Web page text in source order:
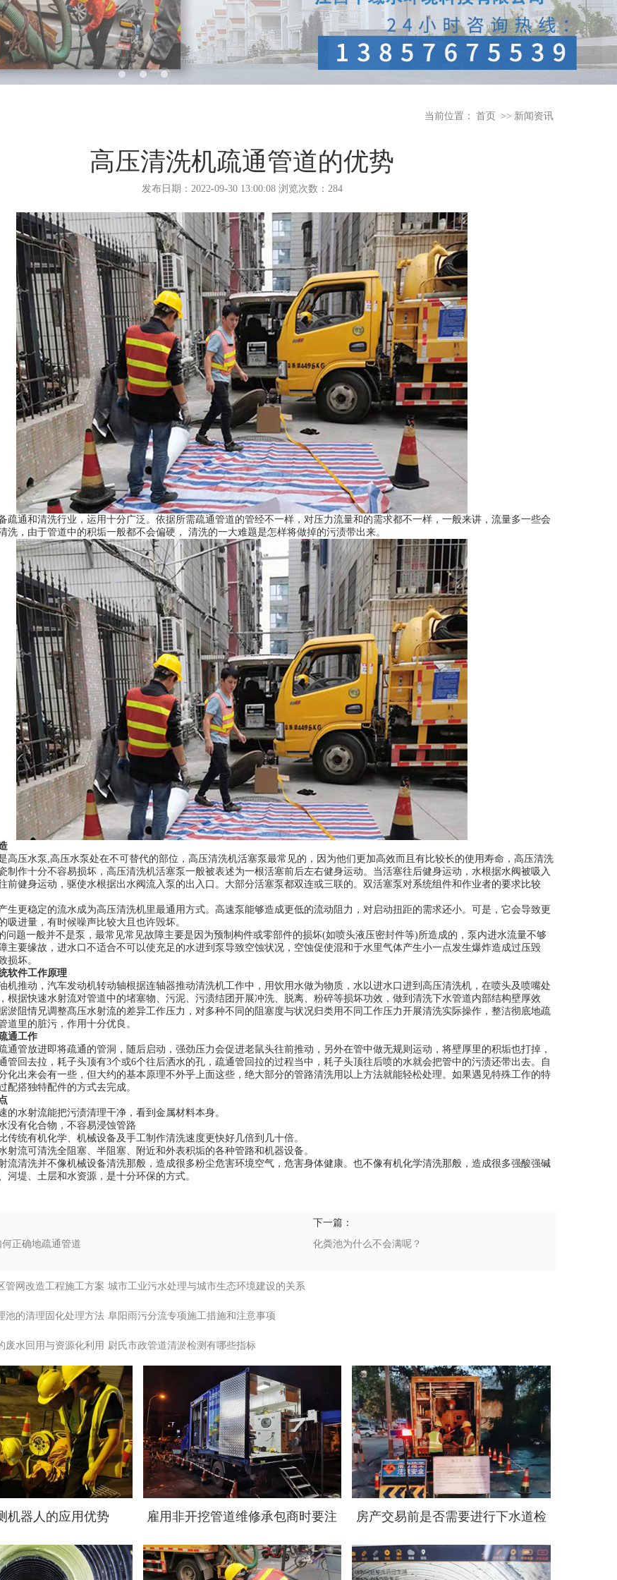
当前位置： 首页 >> 新闻资讯
高压清洗机疏通管道的优势
发布日期：2022-09-30 13:00:08 浏览次数：284
疏通和清洗行业，运用十分广泛。依据所需疏通管道的管经不一样，对压力流量和的需求都不一样，一般来讲，流量多一些会
洗，由于管道中的积垢一般都不会偏硬， 清洗的一大难题是怎样将做掉的污渍带出来。
高压水泵,高压水泵处在不可替代的部位，高压清洗机活塞泵最常见的，因为他们更加高效而且有比较长的使用寿命，高压清洗
制作十分不容易损坏，高压清洗机活塞泵一般被表述为一根活塞前后左右健身运动。当活塞往后健身运动，水根据水阀被吸入
前健身运动，驱使水根据出水阀流入泵的出入口。大部分活塞泵都双连或三联的。双活塞泵对系统组件和作业者的要求比较
生更稳定的流水成为高压清洗机里最通用方式。高速泵能够造成更低的流动阻力，对启动扭距的需求还小。可是，它会导致更
吸进量，有时候噪声比较大且也许毁坏。
问题一般并不是泵，最常见常见故障主要是因为预制构件或零部件的损坏(如喷头液压密封件等)所造成的，泵内进水流量不够
主要缘故，进水口不适合不可以使充足的水进到泵导致空蚀状况，空蚀促使混和于水里气体产生小一点发生爆炸造成过压毁
损坏。
软件工作原理
机推动，汽车发动机转动轴根据连轴器推动清洗机工作中，用饮用水做为物质，水以进水口进到高压清洗机，在喷头及喷嘴处
根据快速水射流对管道中的堵塞物、污泥、污渍结团开展冲洗、脱离、粉碎等损坏功效，做到清洗下水管道内部结构壁厚效
淤阻情兄调整髙压水射流的差异工作压力，对多种不同的阻塞度与状况归类用不同工作压力开展清洗实际操作，整洁彻底地疏
道里的脏污，作用十分优良。
通工作
通管放进即将疏通的管洞，随后启动，强劲压力会促进老鼠头往前推动，另外在管中做无规则运动，将壁厚里的积垢也打掉，
管回去拉，耗子头顶有3个或6个往后洒水的孔，疏通管回拉的过程当中，耗子头顶往后喷的水就会把管中的污渍还带出去。自
化出来会有一些，但大约的基本原理不外乎上面这些，绝大部分的管路清洗用以上方法就能轻松处理。如果遇见特殊工作的特
配搭独特配件的方式去完成。
的水射流能把污渍清理干净，看到金属材料本身。
没有化合物，不容易浸蚀管路
传统有机化学、机械设备及手工制作清洗速度更快好几倍到几十倍。
射流可清洗全阻塞、半阻塞、附近和外表积垢的各种管路和机器设备。
流清洗并不像机械设备清洗那般，造成很多粉尘危害环境空气，危害身体健康。也不像有机化学清洗那般，造成很多强酸强碱
河堤、土层和水资源，是十分环保的方式。
正确地疏通管道
下一篇：
化粪池为什么不会满呢？
管网改造工程施工方案 城市工业污水处理与城市生态环境建设的关系
池的清理固化处理方法 阜阳雨污分流专项施工措施和注意事项
废水回用与资源化利用 尉氏市政管道清淤检测有哪些指标
机器人的应用优势 雇用非开挖管道维修承包商时要注
意什么
房产交易前是否需要进行下水道检